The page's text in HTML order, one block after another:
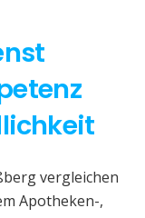
vergleichen
Apotheken-,